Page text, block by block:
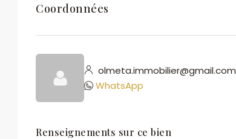
Coordonnées
olmeta.immobilier@gmail.com
WhatsApp
Renseignements sur ce bien